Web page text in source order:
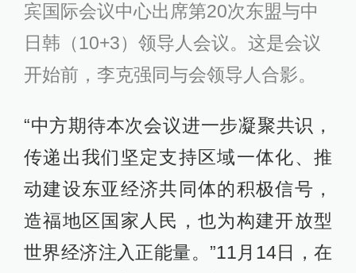
宾国际会议中心出席第20次东盟与中
日韩（10+3）领导人会议。这是会议
开始前，李克强同与会领导人合影。
“中方期待本次会议进一步凝聚共识，
传递出我们坚定支持区域一体化、推
动建设东亚经济共同体的积极信号，
造福地区国家人民，也为构建开放型
世界经济注入正能量。”11月14日，在